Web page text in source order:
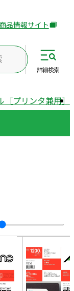
商品情報サイト
プリンタ兼用］
詳細検索